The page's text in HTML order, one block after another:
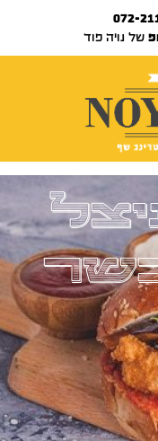
072-
של נויה פוד